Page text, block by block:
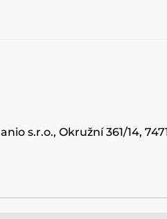
s.r.o., Okružní 361/14,